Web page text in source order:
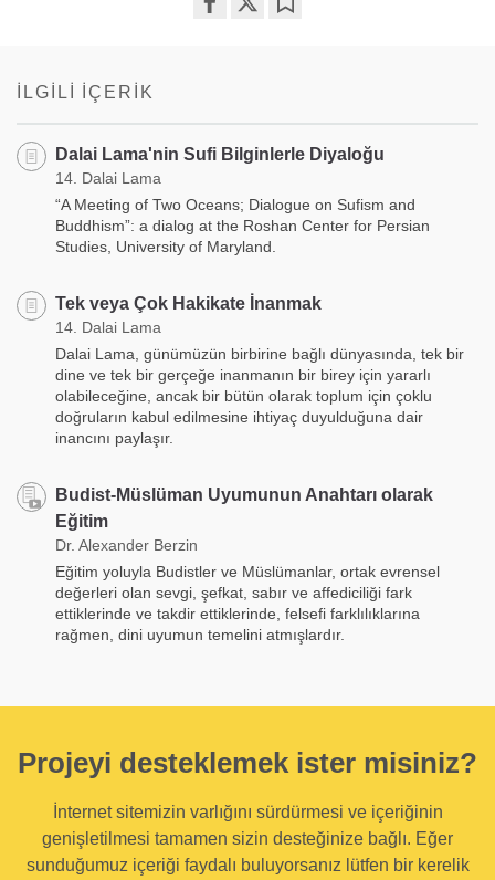
İLGILI İÇERIK
Dalai Lama'nin Sufi Bilginlerle Diyaloğu
14. Dalai Lama
“A Meeting of Two Oceans; Dialogue on Sufism and
Buddhism”: a dialog at the Roshan Center for Persian
Studies, University of Maryland.
Tek veya Çok Hakikate İnanmak
14. Dalai Lama
Dalai Lama, günümüzün birbirine bağlı dünyasında, tek bir
dine ve tek bir gerçeğe inanmanın bir birey için yararlı
olabileceğine, ancak bir bütün olarak toplum için çoklu
doğruların kabul edilmesine ihtiyaç duyulduğuna dair
inancını paylaşır.
Budist-Müslüman Uyumunun Anahtarı olarak
Eğitim
Dr. Alexander Berzin
Eğitim yoluyla Budistler ve Müslümanlar, ortak evrensel
değerleri olan sevgi, şefkat, sabır ve affediciliği fark
ettiklerinde ve takdir ettiklerinde, felsefi farklılıklarına
rağmen, dini uyumun temelini atmışlardır.
Projeyi desteklemek ister misiniz?
İnternet sitemizin varlığını sürdürmesi ve içeriğinin
genişletilmesi tamamen sizin desteğinize bağlı. Eğer
sunduğumuz içeriği faydalı buluyorsanız lütfen bir kerelik